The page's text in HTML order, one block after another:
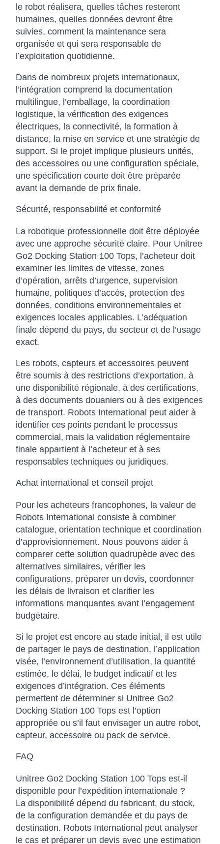
le robot réalisera, quelles tâches resteront
humaines, quelles données devront être
suivies, comment la maintenance sera
organisée et qui sera responsable de
l’exploitation quotidienne.
Dans de nombreux projets internationaux,
l’intégration comprend la documentation
multilingue, l’emballage, la coordination
logistique, la vérification des exigences
électriques, la connectivité, la formation à
distance, la mise en service et une stratégie de
support. Si le projet implique plusieurs unités,
des accessoires ou une configuration spéciale,
une spécification courte doit être préparée
avant la demande de prix finale.
Sécurité, responsabilité et conformité
La robotique professionnelle doit être déployée
avec une approche sécurité claire. Pour Unitree
Go2 Docking Station 100 Tops, l’acheteur doit
examiner les limites de vitesse, zones
d’opération, arrêts d’urgence, supervision
humaine, politiques d’accès, protection des
données, conditions environnementales et
exigences locales applicables. L’adéquation
finale dépend du pays, du secteur et de l’usage
exact.
Les robots, capteurs et accessoires peuvent
être soumis à des restrictions d’exportation, à
une disponibilité régionale, à des certifications,
à des documents douaniers ou à des exigences
de transport. Robots International peut aider à
identifier ces points pendant le processus
commercial, mais la validation réglementaire
finale appartient à l’acheteur et à ses
responsables techniques ou juridiques.
Achat international et conseil projet
Pour les acheteurs francophones, la valeur de
Robots International consiste à combiner
catalogue, orientation technique et coordination
d’approvisionnement. Nous pouvons aider à
comparer cette solution quadrupède avec des
alternatives similaires, vérifier les
configurations, préparer un devis, coordonner
les délais de livraison et clarifier les
informations manquantes avant l’engagement
budgétaire.
Si le projet est encore au stade initial, il est utile
de partager le pays de destination, l’application
visée, l’environnement d’utilisation, la quantité
estimée, le délai, le budget indicatif et les
exigences d’intégration. Ces éléments
permettent de déterminer si Unitree Go2
Docking Station 100 Tops est l’option
appropriée ou s’il faut envisager un autre robot,
capteur, accessoire ou pack de service.
FAQ
Unitree Go2 Docking Station 100 Tops est-il
disponible pour l’expédition internationale ?
La disponibilité dépend du fabricant, du stock,
de la configuration demandée et du pays de
destination. Robots International peut analyser
le cas et préparer un devis avec une estimation